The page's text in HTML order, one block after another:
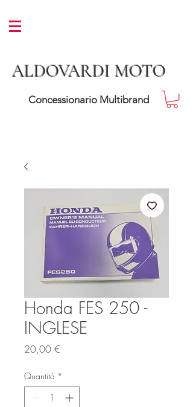
ALDOVARDI MOTO
Concessionario Multibrand
Honda FES 250 -
INGLESE
20,00 €
Quantità *